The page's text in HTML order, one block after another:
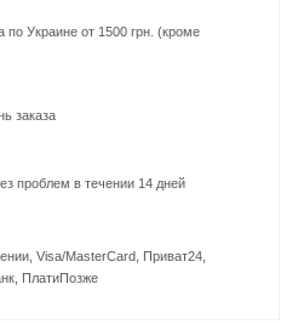
по Украине от 1500 грн. (кроме
заказа
проблем в течении 14 дней
Visa/MasterCard, Приват24,
ПлатиПозже